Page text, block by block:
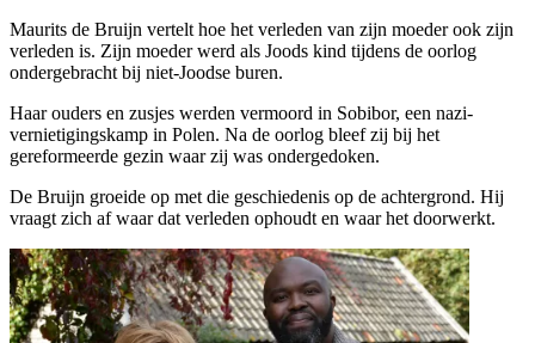
Maurits de Bruijn vertelt hoe het verleden van zijn moeder ook zijn
verleden is. Zijn moeder werd als Joods kind tijdens de oorlog
ondergebracht bij niet-Joodse buren.
Haar ouders en zusjes werden vermoord in Sobibor, een nazi-
vernietigingskamp in Polen. Na de oorlog bleef zij bij het
gereformeerde gezin waar zij was ondergedoken.
De Bruijn groeide op met die geschiedenis op de achtergrond. Hij
vraagt zich af waar dat verleden ophoudt en waar het doorwerkt.